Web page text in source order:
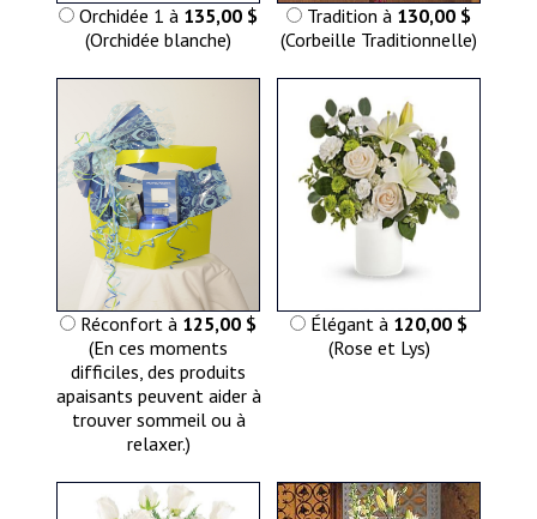
Orchidée 1 à 135,00 $
(Orchidée blanche)
Tradition à 130,00 $
(Corbeille Traditionnelle)
Réconfort à 125,00 $
(En ces moments
difficiles, des produits
apaisants peuvent aider à
trouver sommeil ou à
relaxer.)
Élégant à 120,00 $
(Rose et Lys)